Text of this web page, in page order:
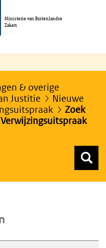
Ministerie van Buitenlandse
Zaken
& overige
Justitie
Nieuwe
Zoek